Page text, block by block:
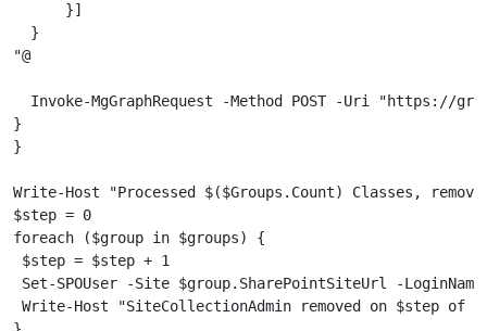
}]
}
"@
Invoke-MgGraphRequest -Method POST -Uri "https://
}
}
Write-Host "Processed $($Groups.Count) Classes,
$step = 0
foreach ($group in $groups) {
$step = $step + 1
Set-SPOUser -Site $group.SharePointSiteUrl -
Write-Host "SiteCollectionAdmin removed on $step of